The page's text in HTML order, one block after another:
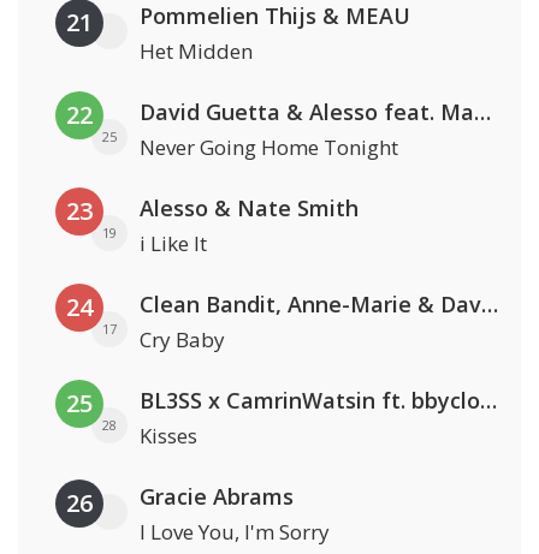
21 Pommelien Thijs & MEAU
Het Midden
22
25
David Guetta & Alesso feat. Madison Love
Never Going Home Tonight
23
19
Alesso & Nate Smith
i Like It
24
17
Clean Bandit, Anne-Marie & David Guetta
Cry Baby
25
28
BL3SS x CamrinWatsin ft. bbyclose
Kisses
26 Gracie Abrams
I Love You, I'm Sorry